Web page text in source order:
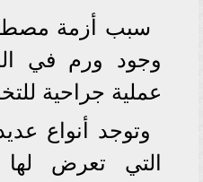
سبب أزمة
وجود ورم في
عملية جراحية
وتوجد أنواع
التي تعرض